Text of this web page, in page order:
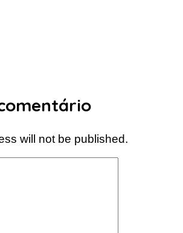
will not be published.